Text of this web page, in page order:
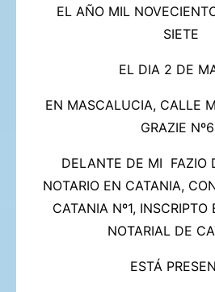
EL AÑO MIL
SIETE
EL DIA 2 DE
EN MASCALUCIA, CALLE
GRAZIE
DELANTE DE MI FAZIO
NOTARIO EN CATANIA,
CATANIA Nº1, INSCRIPTO
NOTARIAL DE
ESTÁ